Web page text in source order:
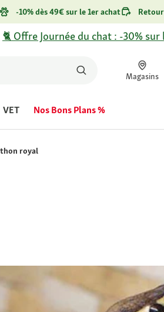
-10% dès 49€ sur le 1er achat
🐈 Offre Journée du chat : -30%
Magasins
VET Nos Bons Plans %
royal